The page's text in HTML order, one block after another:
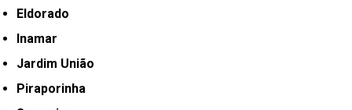
Eldorado
Inamar
Jardim União
Piraporinha